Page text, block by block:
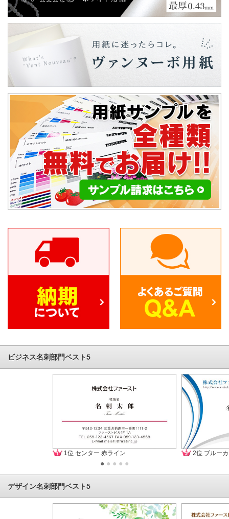
ビジネス名刺部門ベスト5
1位 センター 赤ライン 2位 ブルー
● ● ● ● ●
デザイン名刺部門ベスト5